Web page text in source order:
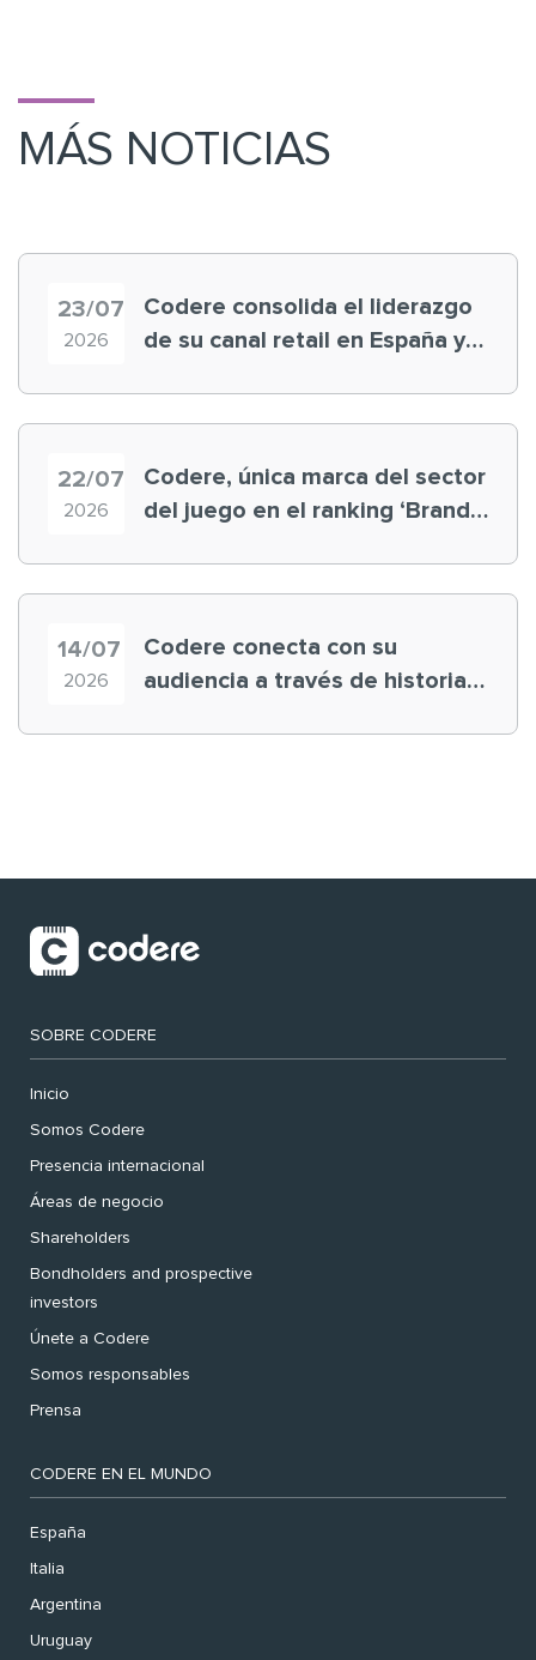
MÁS NOTICIAS
23/07
2026
Codere consolida el liderazgo
de su canal retail en España y
22/07
2026
Codere, única marca del sector
del juego en el ranking ‘Brand
14/07
2026
Codere conecta con su
audiencia a través de historias
SOBRE CODERE
Inicio
Somos Codere
Presencia internacional
Áreas de negocio
Shareholders
Bondholders and prospective
investors
Únete a Codere
Somos responsables
Prensa
CODERE EN EL MUNDO
España
Italia
Argentina
Uruguay